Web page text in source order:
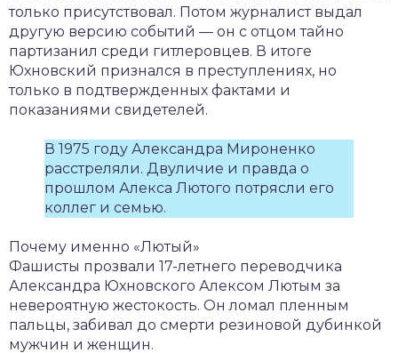
только присутствовал. Потом журналист выдал
другую версию событий — он с отцом тайно
партизанил среди гитлеровцев. В итоге
Юхновский признался в преступлениях, но
только в подтвержденных фактами и
показаниями свидетелей.
В 1975 году Александра Мироненко
расстреляли. Двуличие и правда о
прошлом Алекса Лютого потрясли его
коллег и семью.
Почему именно «Лютый»
Фашисты прозвали 17-летнего переводчика
Александра Юхновского Алексом Лютым за
невероятную жестокость. Он ломал пленным
пальцы, забивал до смерти резиновой дубинкой
мужчин и женщин.